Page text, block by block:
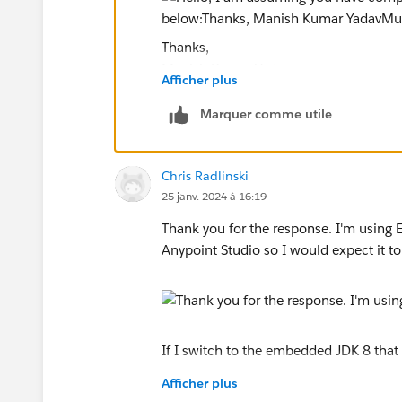
Thanks,
MuleSoft Forum Moderator
Afficher plus
Marquer comme utile
Chris Radlinski
25 janv. 2024 à 16:19
Thank you for the response. I'm using
Anypoint Studio so I would expect it
If I switch to the embedded JDK 8
Afficher plus